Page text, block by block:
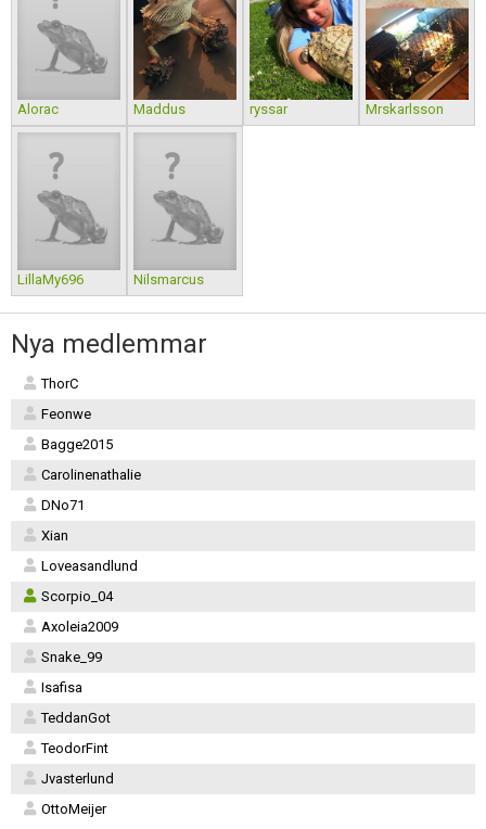
Alorac Maddus ryssar Mrskarlsson
LillaMy696 Nilsmarcus
Nya medlemmar
ThorC
Feonwe
Bagge2015
Carolinenathalie
DNo71
Xian
Loveasandlund
Scorpio_04
Axoleia2009
Snake_99
Isafisa
TeddanGot
TeodorFint
Jvasterlund
OttoMeijer